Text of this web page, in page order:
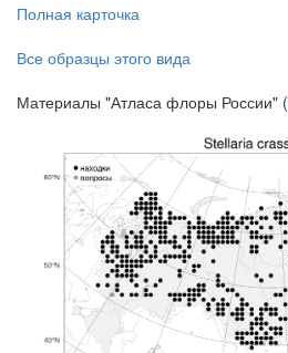
Полная карточка
Все образцы этого вида
Материалы "Атласа флоры России" (